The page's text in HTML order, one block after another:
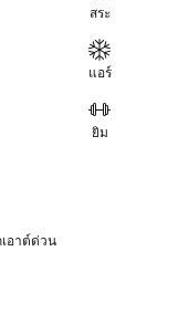
สระ
แอร์
ยิม
เอาต์ด่วน